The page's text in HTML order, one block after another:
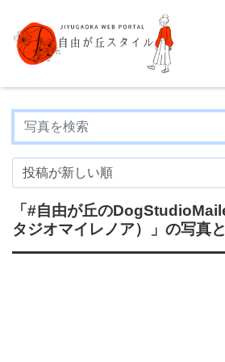
「#自由が丘の
タジオマイレノア）」 の写真